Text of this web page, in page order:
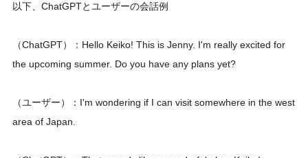
以下、ChatGPTとユーザーの会話例
（ChatGPT）：Hello Keiko! This is Jenny. I'm really excited for
the upcoming summer. Do you have any plans yet?
（ユーザー）：I'm wondering if I can visit somewhere in the west
area of Japan.